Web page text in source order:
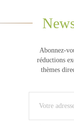
Abonnez-
réductions
thèmes